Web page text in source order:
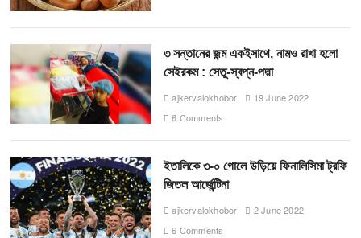
৩ সন্তানের জন্ম একইসাথে, নামও রাখা হলো
সেইরকম : সেতু-স্বপ্ন-পদ্মা
ajkervalokhobor
19 June 2022
6 Comments
ইতালিকে ৩-০ গোলে উড়িয়ে ফিনালিসিমা ট্রফি
জিতল আর্জেন্টিনা
ajkervalokhobor
2 June 2022
6 Comments